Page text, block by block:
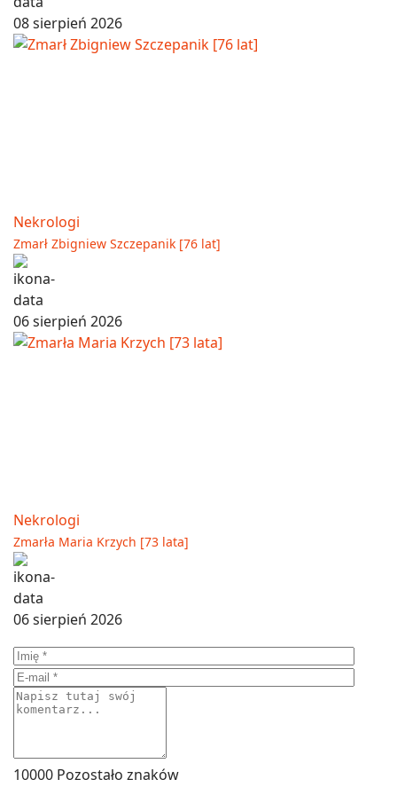
08 sierpień 2026
Nekrologi
Zmarł Zbigniew Szczepanik [76 lat]
06 sierpień 2026
Nekrologi
Zmarła Maria Krzych [73 lata]
06 sierpień 2026
10000 Pozostało znaków